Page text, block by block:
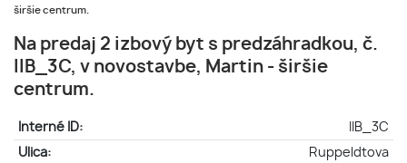
širšie centrum.
Na predaj 2 izbový byt s predzáhradkou, č.
IIB_3C, v novostavbe, Martin - širšie
centrum.
Interné ID:
IIB_3C
Ulica:
Ruppeldtova